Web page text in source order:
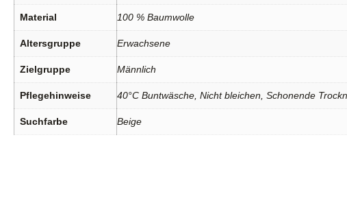
Material 100 % Baumwolle
Altersgruppe Erwachsene
Zielgruppe Männlich
Pflegehinweise 40°C Buntwäsche, Nicht bleichen, Schonende
Suchfarbe Beige